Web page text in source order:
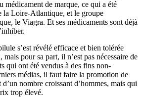
médicament de marque, ce qui a été
la Loire-Atlantique, et le groupe
le Viagra. Et ses médicaments sont déjà
s’est révélé efficace et bien tolérée
pour sa part, il n’est pas nécessaire de
qui ont été vendus à des fins non-
médias, il faut faire la promotion de
nombre croissant d’hommes, mais qui
trop élevé.